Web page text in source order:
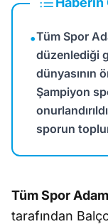
•Tüm Spor
düzenlediği
dünyasının
Şampiyon
sporun
Tüm Spor
tarafından